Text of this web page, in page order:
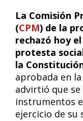
La Comisión
(CPM) de la
rechazó hoy
protesta
la
aprobada en
advirtió que
instrumentos
ejercicio de su